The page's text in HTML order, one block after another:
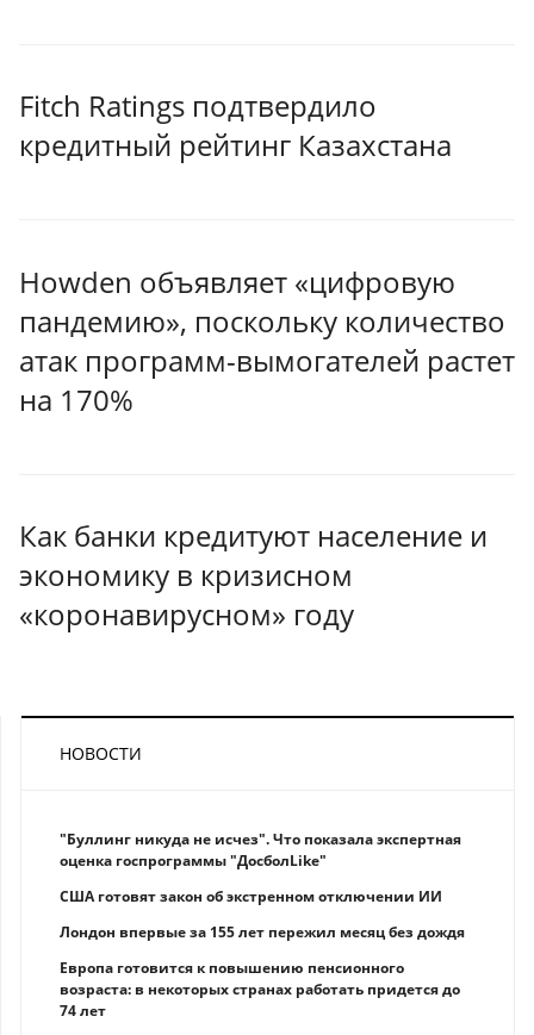
Fitch Ratings подтвердило
кредитный рейтинг Казахстана
Howden объявляет «цифровую
пандемию», поскольку количество
атак программ-вымогателей растет
на 170%
Как банки кредитуют население и
экономику в кризисном
«коронавирусном» году
НОВОСТИ
"Буллинг никуда не исчез". Что показала экспертная
оценка госпрограммы "ДосболLike"
США готовят закон об экстренном отключении ИИ
Лондон впервые за 155 лет пережил месяц без дождя
Европа готовится к повышению пенсионного
возраста: в некоторых странах работать придется до
74 лет